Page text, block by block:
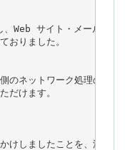
、Web サイト・メール等へ
おりました。
のネットワーク処理の最適
だけます。
けしましたことを、深くお